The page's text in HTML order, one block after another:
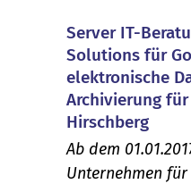
Server IT-
Solutions für
elektronische
Archivierung
Hirschberg
Ab dem
Unternehmen